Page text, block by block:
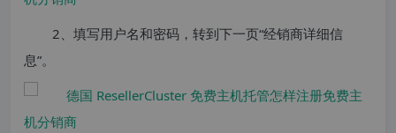
2、填写用户名和密码，转到下一页“经销商详细信
息”。